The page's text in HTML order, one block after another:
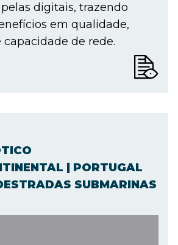
digitais, trazendo
em qualidade,
de rede.
| PORTUGAL
SUBMARINAS